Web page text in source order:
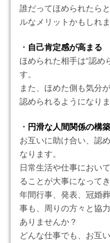
誰だってほめられたら
ルなメリットかもしれま
・ 自己肯定感が高まる
ほめられた相手は“認め
す。
また、ほめた側も気分
認められるようになりま
・ 円滑な人間関係の構築
お互いに助け合い、認
なります。
日常生活や仕事におい
ることが大事になってき
年間行事、発表、冠婚
事も、周りの方々と協
ありませんか？
どんな仕事でも、お互